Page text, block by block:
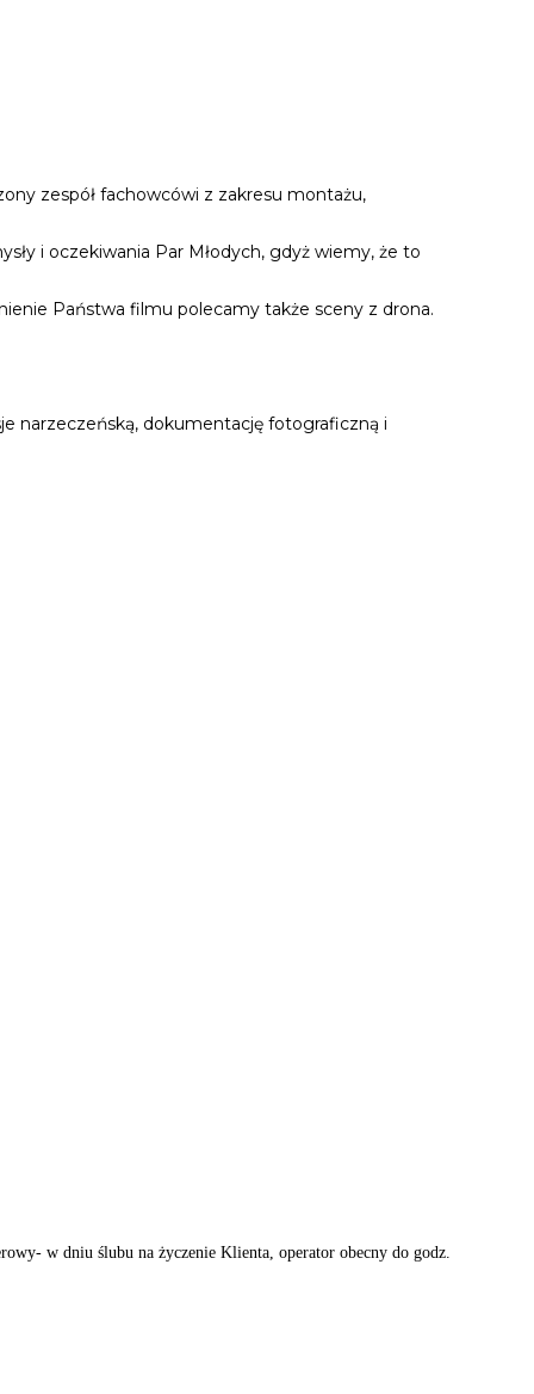
zespół fachowcówi z zakresu montażu,
i oczekiwania Par Młodych, gdyż wiemy, że to
Państwa filmu polecamy także sceny z drona.
narzeczeńską, dokumentację fotograficzną i
w dniu ślubu na życzenie Klienta, operator obecny do godz.